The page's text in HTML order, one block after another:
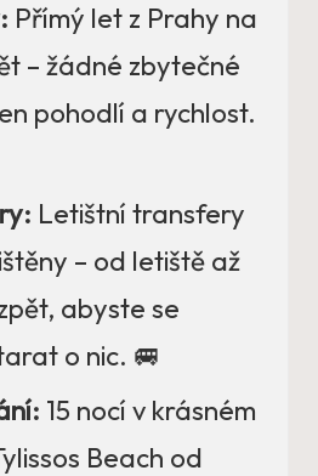
Přímý let z Prahy na
– žádné zbytečné
pohodlí a rychlost.
Letištní transfery
– od letiště až
abyste se
o nic. 🚐
15 nocí v krásném
Beach od